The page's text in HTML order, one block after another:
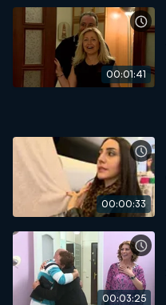
00:01:41
00:00:33
00:03:25